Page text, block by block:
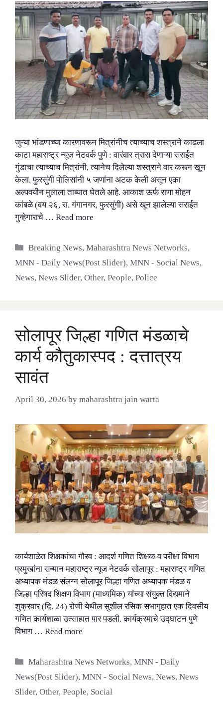
जुन्या भांडणाच्या कारणावरून मित्रांनीच त्याच्याच शस्त्राने काढला
काटा महाराष्ट्र न्यूज नेटवर्क पुणे : वारंवार त्रास देणाऱ्या सराईत
गुंडाचा त्याच्याच मित्रांनी, त्यानेच दिलेल्या शस्त्राने वार करून खून
केला. फुरसुंगी पोलिसांनी ५ जणांना अटक केली असून एका
अल्पवयीन मुलाला ताब्यात घेतले आहे. आकाश ऊर्फ राणा मोहन
कांबळे (वय २६, रा. गंगानगर, फुरसुंगी) असे खून झालेल्या सराईत
गुन्हेगाराचे … Read more
Categories
Breaking News,Maharashtra News Networks,
MNN - Daily News(Post Slider), MNN - Social News,
News, News Slider, Other, People, Police
सोलापूर जिल्हा गणित मंडळाचे
कार्य कौतुकास्पद : दत्तात्रय
सावंत
April 30, 2026 by maharashtra jain warta
कार्यशाळेत शिक्षकांचा गौरव : आदर्श गणित शिक्षक व परीक्षा विभाग
प्रमुखांना सन्मान महाराष्ट्र न्यूज नेटवर्क सोलापूर : महाराष्ट्र गणित
अध्यापक मंडळ संलग्न सोलापूर जिल्हा गणित अध्यापक मंडळ व
जिल्हा परिषद शिक्षण विभाग (माध्यमिक) यांच्या संयुक्त विद्यमाने
शुक्रवार (दि. 24) रोजी येथील सुशील रसिक सभागृहात एक दिवसीय
गणित कार्यशाळा उत्साहात पार पडली. कार्यक्रमाचे उद्घाटन पुणे
विभाग … Read more
Categories
Maharashtra News Networks,MNN - Daily
News(Post Slider), MNN - Social News, News, News
Slider, Other, People, Social